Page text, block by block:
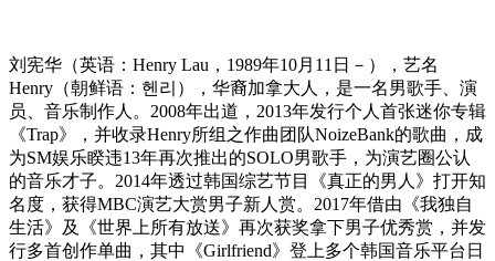
刘宪华（英语：Henry Lau，1989年10月11日－），艺名
Henry（朝鲜语：헨리），华裔加拿大人，是一名男歌手、演
员、音乐制作人。2008年出道，2013年发行个人首张迷你专辑
《Trap》，并收录Henry所组之作曲团队NoizeBank的歌曲，成
为SM娱乐睽违13年再次推出的SOLO男歌手，为演艺圈公认
的音乐才子。2014年透过韩国综艺节目《真正的男人》打开知
名度，获得MBC演艺大赏男子新人赏。2017年借由《我独自
生活》及《世界上所有放送》再次获奖拿下男子优秀赏，并发
行多首创作单曲，其中《Girlfriend》登上多个韩国音乐平台日